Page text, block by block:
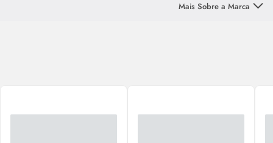
hidratação e proteção solar para pele e cabelos. Os produtos têm
Mais Sobre a Marca